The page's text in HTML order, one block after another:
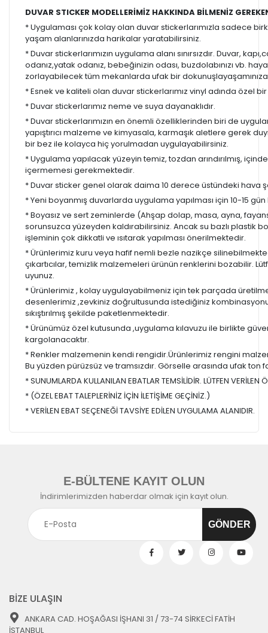
DUVAR STICKER MODELLERİMİZ HAKKINDA BİLMENİZ
* Uygulaması çok kolay olan duvar stickerlarımızla sadece
yaşam alanlarınızda harikalar yaratabilirsiniz.
* Duvar stickerlarımızın uygulama alanı sınırsızdır. Duvar,
odanız,yatak odanız, bebeğinizin odası, buzdolabınızı vb.
zorlayabilecek tüm mekanlarda ufak bir
* Esnek ve kaliteli olan duvar stickerlarımız vinyl adında özel
* Duvar stickerlarımız neme ve suya dayanaklıdır.
* Duvar stickerlarımızın en önemli özelliklerinden biri de
yapıştırıcı malzeme ve kimyasala, karmaşık aletlere gerek
bir bez ile kolayca hiç yorulmadan uygulayabilirsiniz.
* Uygulama yapılacak yüzeyin temiz, tozdan arındırılmış,
içermemesi gerekmektedir.
* Duvar sticker genel olarak daima 10 derece üstündeki hava
* Yeni boyanmış duvarlarda uygulama yapılması için 10-15
* Boyasız ve sert zeminlerde (Ahşap dolap, masa, ayna,
sorunsuzca yüzeyden kaldırabilirsiniz. Ancak su bazlı plastik
işleminin çok dikkatli ve ısıtarak yapılması önerilmektedir.
* Ürünlerimiz kuru veya hafif nemli bezle nazikçe
çıkartıcılar, temizlik malzemeleri ürünün renklerini bozabilir.
uyunuz.
* Ürünlerimiz , kolay uygulayabilmeniz için tek parçada
desenlerimiz ,zevkiniz doğrultusunda istediğiniz
sıkıştırılmış şekilde paketlenmektedir.
* Ürünümüz özel kutusunda ,uygulama kılavuzu ile birlikte
kargolanacaktır.
* Renkler malzemenin kendi rengidir.Ürünlerimiz rengini
Bu yüzden pürüzsüz ve tramsızdır. Görselle arasında ufak ton
* SUNUMLARDA KULLANILAN EBATLAR TEMSİLİDİR. LÜTFEN VERİLEN
* (ÖZEL EBAT TALEPLERİNİZ İÇİN İLETİŞİME GEÇİNİZ.)
* VERİLEN EBAT SEÇENEĞİ TAVSİYE EDİLEN UYGULAMA ALANIDIR.
E-BÜLTENE KAYIT OLUN
İndirimlerimizden haberdar olmak için kayıt olun.
BİZE ULAŞIN
ANKARA CAD. HOŞAĞASI İŞHANI 31 / 73-74 SİRKECİ FATİH
İSTANBUL